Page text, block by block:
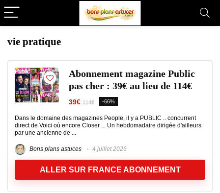
vie pratique
Abonnement magazine Public
pas cher : 39€ au lieu de 114€
39€ 114€ -66%
Dans le domaine des magazines People, il y a PUBLIC .. concurrent
direct de Voici où encore Closer ... Un hebdomadaire dirigée d'ailleurs
par une ancienne de ...
Bons plans astuces 4 juillet 2026
ALLER SUR FRANCE ABONNEMENT